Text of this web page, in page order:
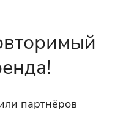
партнёров